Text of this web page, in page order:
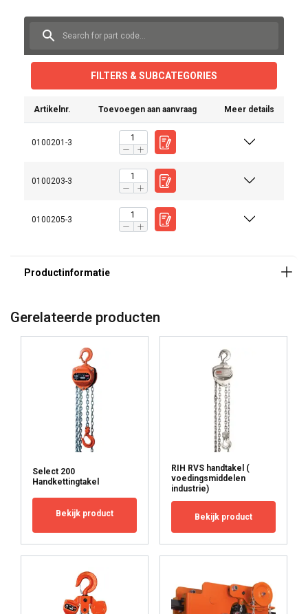
FILTERS & SUBCATEGORIES
Artikelnr. Toevoegen aan aanvraag Meer details
0100201-3
0100203-3
0100205-3
Materiaal:
Markering:
Gerelateerde producten
Select 200
Handkettingtakel
Bekijk product
RIH RVS handtakel (
voedingsmiddelen
industrie)
Bekijk productENGLISH
GERMAN
This website uses cookies
We use cookies to personalise content, ads and
to analyse our traffic. We also share information
about your use of our site with our advertising